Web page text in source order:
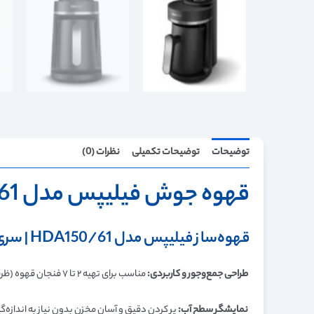
توضیحات توضیحات تکمیلی نظرات (0)
قهوه جوش فیلیپس مدل hda150/61
قهوه‌ساز فیلیپس مدل HDA150/61 | سری Daily Collection
طراحی جمع‌وجور و کاربردی:مناسب برای تهیه ۲ تا ۷ فنجان قهوه (ظرفیت ۰.۶ لیتر)
نمایشگر سطح آب:پر کردن دقیق و آسان مخزن بدون نیاز به